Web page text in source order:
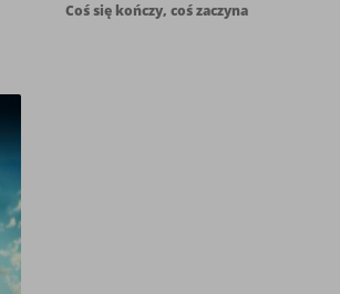
Coś się kończy, coś zaczyna